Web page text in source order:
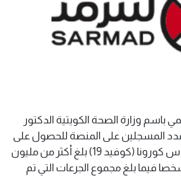
باسم وزارة الصحة الكويتية الدكتور
عدد المسجلين على المنصة للحصول على
التطعيم ضد فيروس كورونا (كوفيد 19) بلغ أكثر من مليون
الاف و276 شخصا فيما بلغ مجموع الجرعات التي تم